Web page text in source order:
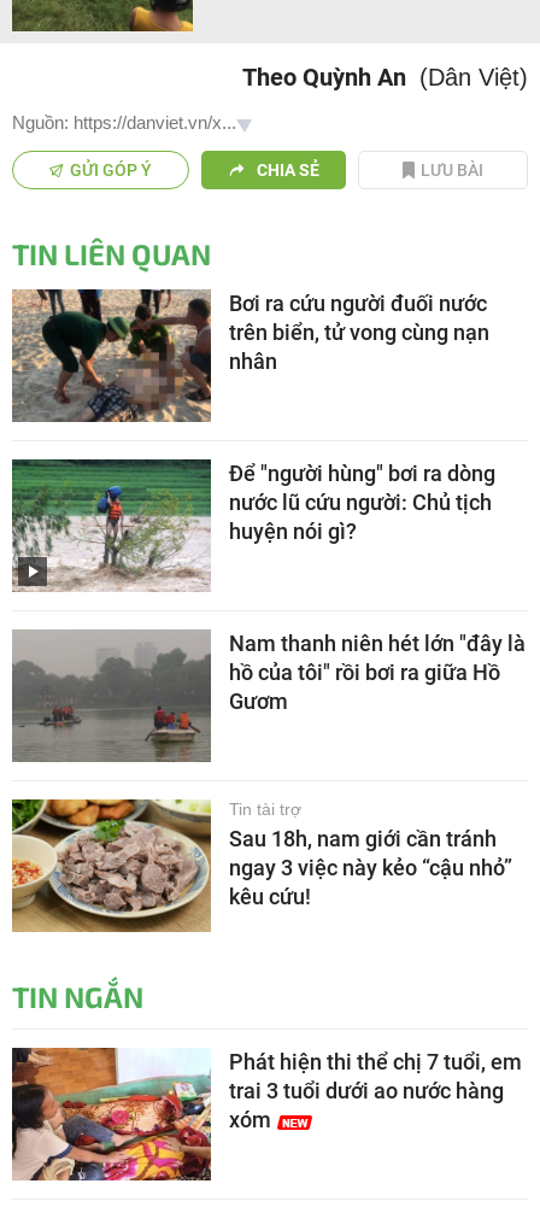
Theo Quỳnh An (Dân Việt)
Nguồn: https://danviet.vn/x...
GỬI GÓP Ý CHIA SẺ LƯU BÀI
TIN LIÊN QUAN
Bơi ra cứu người đuối nước
trên biển, tử vong cùng nạn
nhân
Để "người hùng" bơi ra dòng
nước lũ cứu người: Chủ tịch
huyện nói gì?
Nam thanh niên hét lớn "đây là
hồ của tôi" rồi bơi ra giữa Hồ
Gươm
Tin tài trợ
Sau 18h, nam giới cần tránh
ngay 3 việc này kẻo “cậu nhỏ”
kêu cứu!
TIN NGẮN
Phát hiện thi thể chị 7 tuổi, em
trai 3 tuổi dưới ao nước hàng
xóm